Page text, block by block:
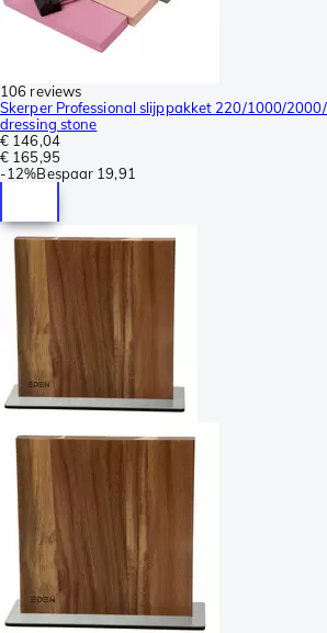
106 reviews
Skerper Professional slijppakket 220/1000/
dressing stone
€ 146,04
€ 165,95
-12%Bespaar 19,91